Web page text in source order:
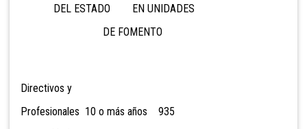
DEL ESTADO EN UNIDADES
DE FOMENTO
Directivos y
Profesionales 10 o más años 935